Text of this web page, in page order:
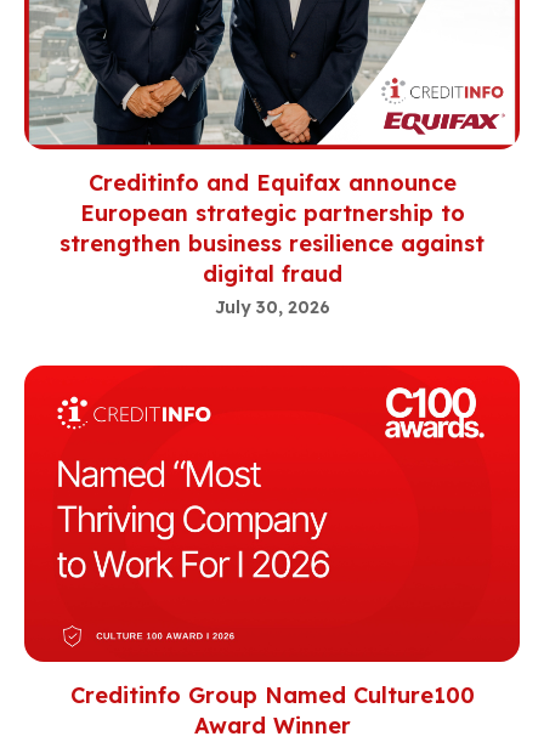
Creditinfo and Equifax announce
European strategic partnership to
strengthen business resilience against
digital fraud
July 30, 2026
Creditinfo Group Named Culture100
Award Winner